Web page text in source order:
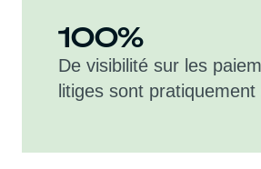
100%
De visibilité sur les
litiges sont pratiquement